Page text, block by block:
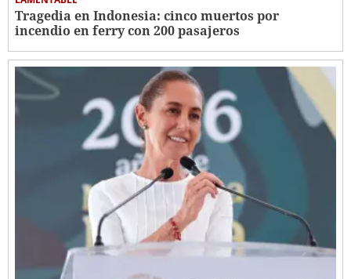
Tragedia en Indonesia: cinco muertos por
incendio en ferry con 200 pasajeros